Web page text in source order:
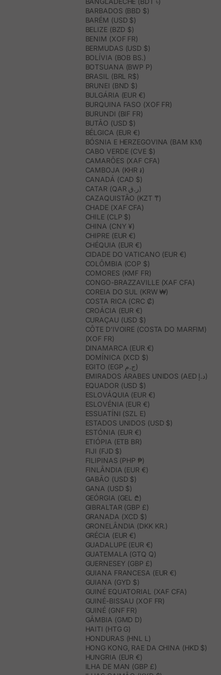
BARBADOS (BBD $)
BARÉM (USD $)
BELIZE (BZD $)
BENIM (XOF FR)
BERMUDAS (USD $)
BOLÍVIA (BOB BS.)
BOTSUANA (BWP P)
BRASIL (BRL R$)
BRUNEI (BND $)
BULGÁRIA (EUR €)
BURQUINA FASO (XOF FR)
BURUNDI (BIF FR)
BUTÃO (USD $)
BÉLGICA (EUR €)
BÓSNIA E HERZEGOVINA (BAM КМ)
CABO VERDE (CVE $)
CAMARÕES (XAF CFA)
CAMBOJA (KHR ៛)
CANADÁ (CAD $)
CATAR (QAR ر.ق)
CAZAQUISTÃO (KZT ₸)
CHADE (XAF CFA)
CHILE (CLP $)
CHINA (CNY ¥)
CHIPRE (EUR €)
CHÉQUIA (EUR €)
CIDADE DO VATICANO (EUR €)
COLÔMBIA (COP $)
COMORES (KMF FR)
CONGO-BRAZZAVILLE (XAF CFA)
COREIA DO SUL (KRW ₩)
COSTA RICA (CRC ₡)
CROÁCIA (EUR €)
CURAÇAU (USD $)
CÔTE D’IVOIRE (COSTA DO MARFIM)
(XOF FR)
DINAMARCA (EUR €)
DOMÍNICA (XCD $)
EGITO (EGP ج.م)
EMIRADOS ÁRABES UNIDOS (AED د.إ)
EQUADOR (USD $)
ESLOVÁQUIA (EUR €)
ESLOVÉNIA (EUR €)
ESSUATÍNI (SZL E)
ESTADOS UNIDOS (USD $)
ESTÓNIA (EUR €)
ETIÓPIA (ETB BR)
FIJI (FJD $)
FILIPINAS (PHP ₱)
FINLÂNDIA (EUR €)
GABÃO (USD $)
GANA (USD $)
GEÓRGIA (GEL ₾)
GIBRALTAR (GBP £)
GRANADA (XCD $)
GRONELÂNDIA (DKK KR.)
GRÉCIA (EUR €)
GUADALUPE (EUR €)
GUATEMALA (GTQ Q)
GUERNESEY (GBP £)
GUIANA FRANCESA (EUR €)
GUIANA (GYD $)
GUINÉ EQUATORIAL (XAF CFA)
GUINÉ-BISSAU (XOF FR)
GUINÉ (GNF FR)
GÂMBIA (GMD D)
HAITI (HTG G)
HONDURAS (HNL L)
HONG KONG, RAE DA CHINA (HKD $)
HUNGRIA (EUR €)
ILHA DE MAN (GBP £)